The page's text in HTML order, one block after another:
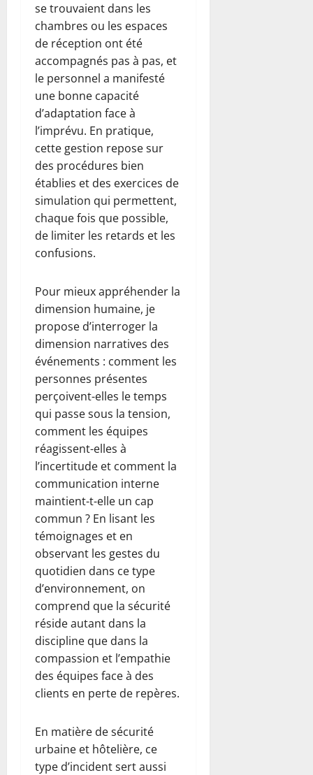
se trouvaient dans les
chambres ou les espaces
de réception ont été
accompagnés pas à pas, et
le personnel a manifesté
une bonne capacité
d’adaptation face à
l’imprévu. En pratique,
cette gestion repose sur
des procédures bien
établies et des exercices de
simulation qui permettent,
chaque fois que possible,
de limiter les retards et les
confusions.
Pour mieux appréhender la
dimension humaine, je
propose d’interroger la
dimension narratives des
événements : comment les
personnes présentes
perçoivent-elles le temps
qui passe sous la tension,
comment les équipes
réagissent-elles à
l’incertitude et comment la
communication interne
maintient-t-elle un cap
commun ? En lisant les
témoignages et en
observant les gestes du
quotidien dans ce type
d’environnement, on
comprend que la sécurité
réside autant dans la
discipline que dans la
compassion et l’empathie
des équipes face à des
clients en perte de repères.
En matière de sécurité
urbaine et hôtelière, ce
type d’incident sert aussi